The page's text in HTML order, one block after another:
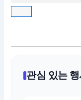
관심 있는